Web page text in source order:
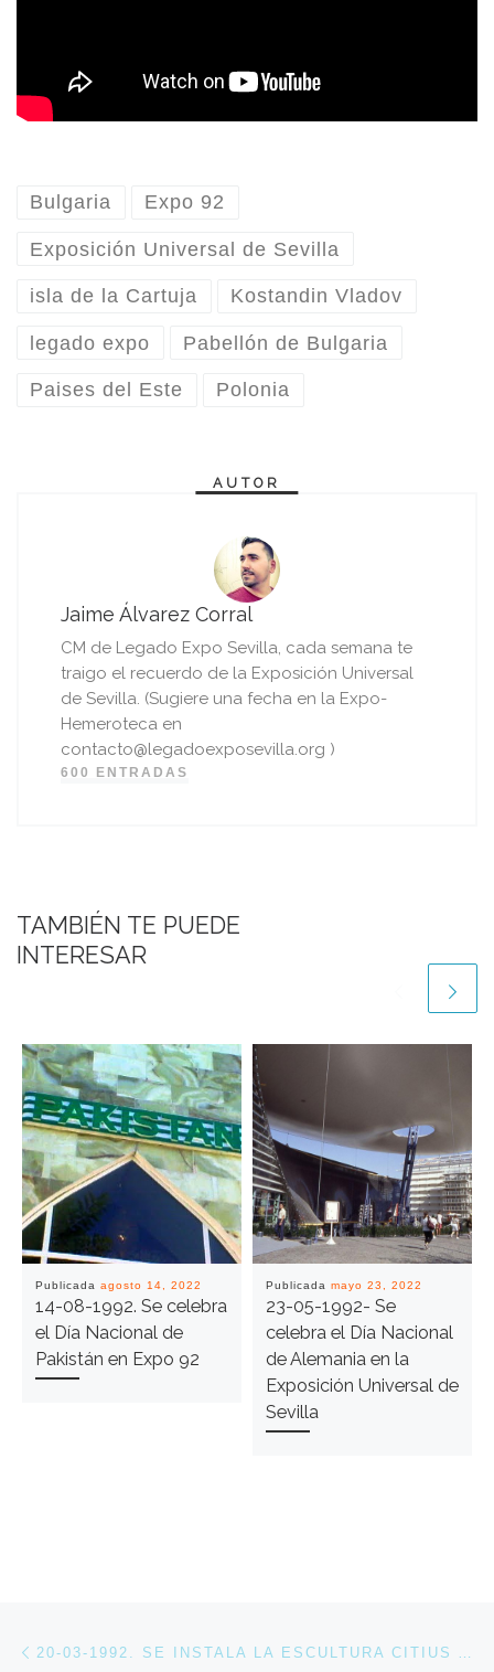
Bulgaria Expo 92
Exposición Universal de Sevilla
isla de la Cartuja Kostandin Vladov
legado expo Pabellón de Bulgaria
Paises del Este Polonia
AUTOR
Jaime Álvarez Corral
CM de Legado Expo Sevilla, cada semana te
traigo el recuerdo de la Exposición Universal
de Sevilla. (Sugiere una fecha en la Expo-
Hemeroteca en
contacto@legadoexposevilla.org )
600 ENTRADAS
TAMBIÉN TE PUEDE
INTERESAR
Publicada agosto 14, 2022
14-08-1992. Se celebra
el Día Nacional de
Pakistán en Expo 92
Publicada mayo 23, 2022
23-05-1992- Se
celebra el Día Nacional
de Alemania en la
Exposición Universal de
Sevilla
Navegación de entradas